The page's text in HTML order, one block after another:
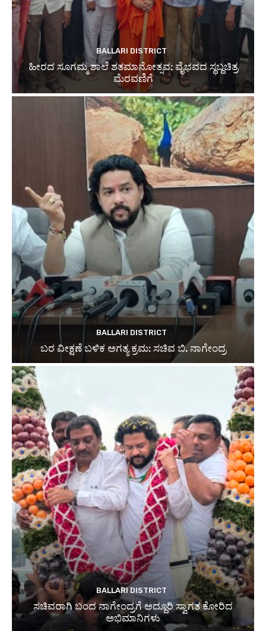
BALLARI DISTRICT
ಹೀರದ ಸೂಗಮ್ಮ ಶಾಲೆ ಶತಮಾನೋತ್ಸವ: ವೈಭವದ ಸ್ಥಬ್ದಚಿತ್ರ
ಮೆರವಣಿಗೆ
BALLARI DISTRICT
ಬರ ವೀಕ್ಷಣೆ ಬಳಿಕ ಅಗತ್ಯ ಕ್ರಮ: ಸಚಿವ ಬಿ. ನಾಗೇಂದ್ರ
BALLARI DISTRICT
ಸಚಿವರಾಗಿ ಬಂದ ನಾಗೇಂದ್ರಗೆ ಅದ್ದೂರಿ ಸ್ವಾಗತ ಕೋರಿದ
ಅಭಿಮಾನಿಗಳು